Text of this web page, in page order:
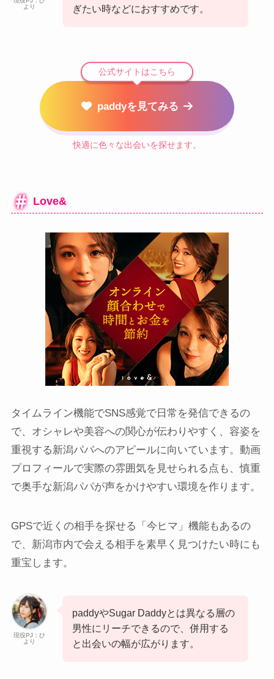
より
ぎたい時などにおすすめです。
公式サイトはこちら
paddyを見てみる
快適に色々な出会いを探せます。
Love&
タイムライン機能でSNS感覚で日常を発信できるの
で、オシャレや美容への関心が伝わりやすく、容姿を
重視する新潟パパへのアピールに向いています。動画
プロフィールで実際の雰囲気を見せられる点も、慎重
で奥手な新潟パパが声をかけやすい環境を作ります。
GPSで近くの相手を探せる「今ヒマ」機能もあるの
で、新潟市内で会える相手を素早く見つけたい時にも
重宝します。
現役PJ：ひ
より
paddyやSugar Daddyとは異なる層の
男性にリーチできるので、併用する
と出会いの幅が広がります。